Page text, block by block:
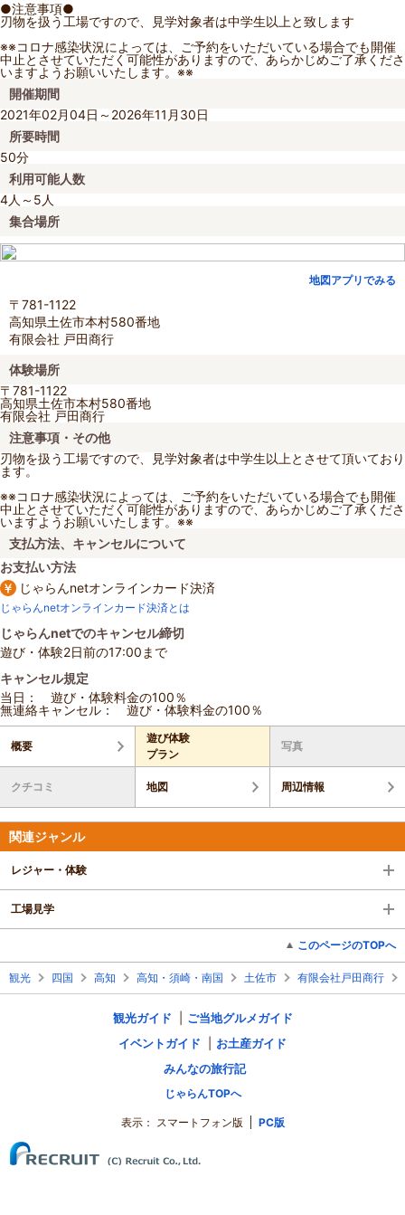
●注意事項●
刃物を扱う工場ですので、見学対象者は中学生以上と致します
※※コロナ感染状況によっては、ご予約をいただいている場合でも開催
中止とさせていただく可能性がありますので、あらかじめご了承くださ
いますようお願いいたします。※※
開催期間
2021年02月04日～2026年11月30日
所要時間
50分
利用可能人数
4人～5人
集合場所
地図アプリでみる
〒781-1122
高知県土佐市本村580番地
有限会社 戸田商行
体験場所
〒781-1122
高知県土佐市本村580番地
有限会社 戸田商行
注意事項・その他
刃物を扱う工場ですので、見学対象者は中学生以上とさせて頂いており
ます。
※※コロナ感染状況によっては、ご予約をいただいている場合でも開催
中止とさせていただく可能性がありますので、あらかじめご了承くださ
いますようお願いいたします。※※
支払方法、キャンセルについて
お支払い方法
じゃらんnetオンラインカード決済
じゃらんnetオンラインカード決済とは
じゃらんnetでのキャンセル締切
遊び・体験2日前の17:00まで
キャンセル規定
当日： 遊び・体験料金の100％
無連絡キャンセル： 遊び・体験料金の100％
概要
遊び体験
プラン
写真
クチコミ 地図 周辺情報
関連ジャンル
レジャー・体験
工場見学
このページのTOPへ
観光 四国 高知 高知・須崎・南国 土佐市 有限会社戸田商行
観光ガイド
ご当地グルメガイド
イベントガイド
お土産ガイド
みんなの旅行記
じゃらんTOPへ
表示： スマートフォン版 PC版